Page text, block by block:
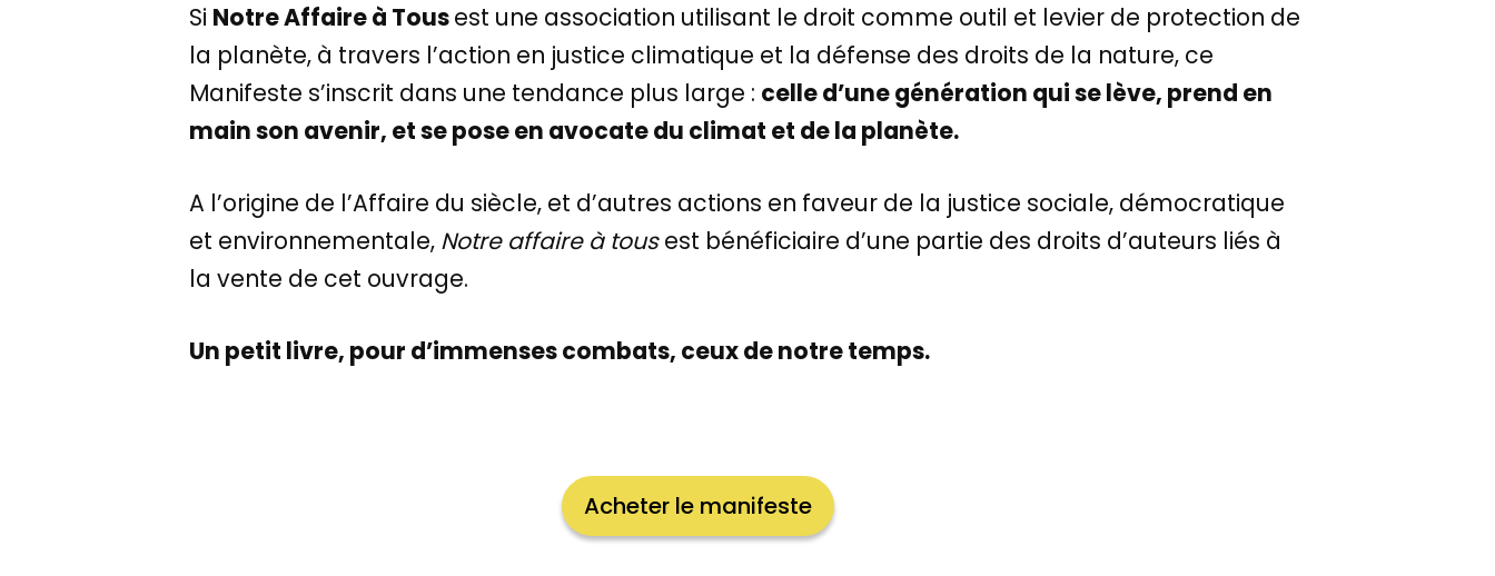
Si Notre Affaire à Tousest une association utilisant le droit comme outil et levier de protection de
la planète, à travers l’action en justice climatique et la défense des droits de la nature, ce
Manifeste s’inscrit dans une tendance plus large : celle d’une génération qui se lève, prend en
main son avenir, et se pose en avocate du climat et de la planète.
A l’origine de l’Affaire du siècle, et d’autres actions en faveur de la justice sociale, démocratique
et environnementale, Notre affaire à tousest bénéficiaire d’une partie des droits d’auteurs liés à
la vente de cet ouvrage.
Un petit livre, pour d’immenses combats, ceux de notre temps.
Acheter le manifeste